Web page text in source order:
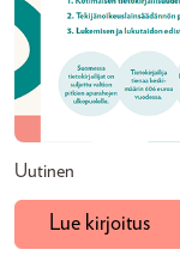
Uutinen
Lue kirjoitus